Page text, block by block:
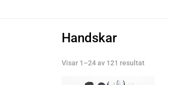
Handskar
Visar 1–24 av 121 resultat